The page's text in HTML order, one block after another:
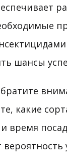
шансы
какие
и время